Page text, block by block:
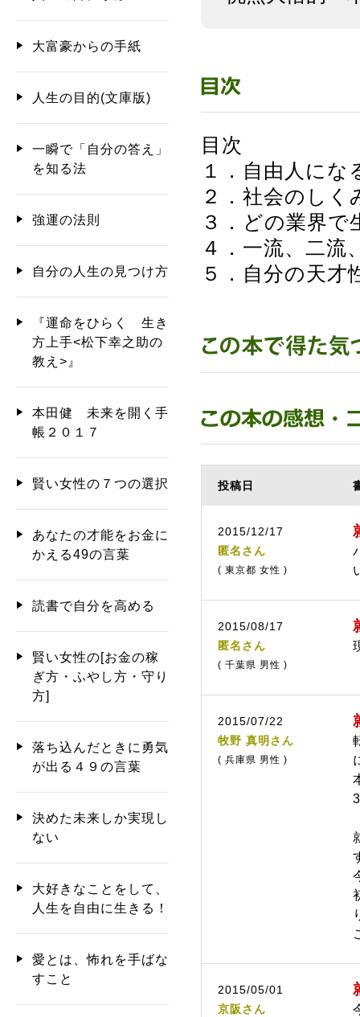
目次
１．自由人に
２．社会のしく
３．どの業界
４．一流、二流
５．自分の天才
投稿日
2015/12/17
匿名さん
( 東京都 女性 )
2015/08/17
匿名さん
( 千葉県 男性 )
2015/07/22
牧野 真明さん
( 兵庫県 男性 )
2015/05/01
京阪さん
大富豪からの手紙
人生の目的(文庫版)
一瞬で「自分の答え」
を知る法
強運の法則
自分の人生の見つけ方
『運命をひらく 生き
方上手<松下幸之助の
教え>』
本田健 未来を開く手
帳２０１７
賢い女性の７つの選択
あなたの才能をお金に
かえる49の言葉
読書で自分を高める
賢い女性の[お金の稼
ぎ方・ふやし方・守り
方]
落ち込んだときに勇気
が出る４９の言葉
決めた未来しか実現し
ない
大好きなことをして、
人生を自由に生きる！
愛とは、怖れを手ばな
すこと